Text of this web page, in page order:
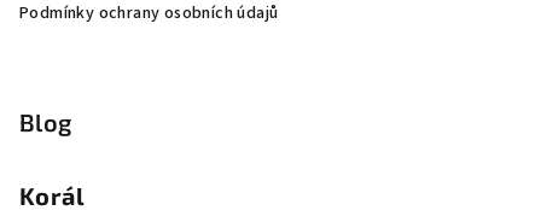
Podmínky ochrany osobních údajů
Blog
Korál